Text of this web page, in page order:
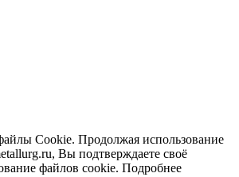
Cookie. Продолжая использование
Вы подтверждаете своё
файлов cookie. Подробнее